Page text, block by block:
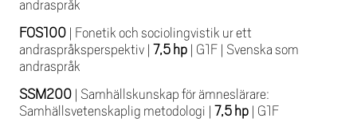
andraspråk
FOS100 | Fonetik och sociolingvistik ur ett
andraspråksperspektiv | 7,5 hp | G1F | Svenska som
andraspråk
SSM200 | Samhällskunskap för ämneslärare:
Samhällsvetenskaplig metodologi | 7,5 hp | G1F